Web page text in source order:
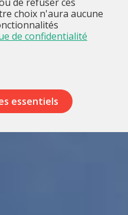
choix n'aura aucune
de confidentialité
essentiels